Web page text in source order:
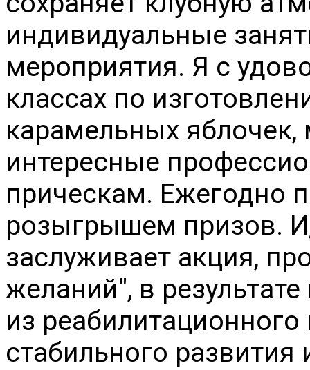
индивидуальные
мероприятия. Я с
классах по
карамельных
интересные
прическам. Ежегодно
розыгрышем призов.
заслуживает акция,
желаний", в
из
стабильного